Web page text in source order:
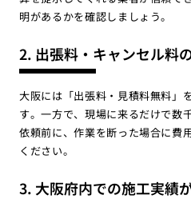
明があるかを確認しましょう。
2. 出張料・キャンセル料
大阪には「出張料・見積料無料」
す。一方で、現場に来るだけで数
依頼前に、作業を断った場合に費
ください。
3. 大阪府内での施工実績